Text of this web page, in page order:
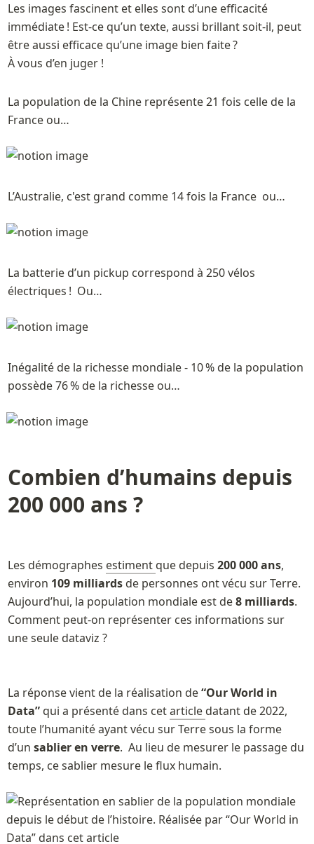
Les images fascinent et elles sont d’une efficacité
immédiate ! Est-ce qu’un texte, aussi brillant soit-il, peut
être aussi efficace qu’une image bien faite ?
À vous d’en juger !
La population de la Chine représente 21 fois celle de la
France ou…
L’Australie, c'est grand comme 14 fois la France  ou…
La batterie d’un pickup correspond à 250 vélos
électriques !  Ou…
Inégalité de la richesse mondiale - 10 % de la population
possède 76 % de la richesse ou…
Combien d’humains depuis
200 000 ans ?
Les démographes estiment que depuis 200 000 ans,
environ 109 milliards de personnes ont vécu sur Terre.
Aujourd’hui, la population mondiale est de 8 milliards.
Comment peut-on représenter ces informations sur
une seule dataviz ?
La réponse vient de la réalisation de “Our World in
Data” qui a présenté dans cet article datant de 2022,
toute l’humanité ayant vécu sur Terre sous la forme
d’un sablier en verre.  Au lieu de mesurer le passage du
temps, ce sablier mesure le flux humain.